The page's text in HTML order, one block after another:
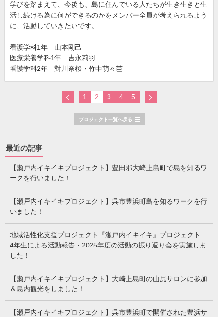
学びを踏まえて、今後も、島に住んでいる人たちが生き生きと生
活し続ける為に何ができるのかをメンバー全員が考えられるよう
に、活動していきたいです。
看護学科1年 山本剛己
医療栄養学科1年 吉永莉羽
看護学科2年 對川奈桜・竹中萌々芭
1 2 3 4 5
プロジェクト一覧へ戻る
最近の記事
【瀬戸内イキイキプロジェクト】豊田郡大崎上島町で島を知るワ
ークを行いました！
【瀬戸内イキイキプロジェクト】呉市豊浜町島を知るワークを行
いました！
地域活性化支援プロジェクト『瀬戸内イキイキ』プロジェクト
4年生による活動報告・2025年度の活動の振り返り会を実施しま
した！
【瀬戸内イキイキプロジェクト】大崎上島町の山尻サロンに参加
＆島内観光をしました！
【瀬戸内イキイキプロジェクト】呉市豊浜町で開催された豊浜サ